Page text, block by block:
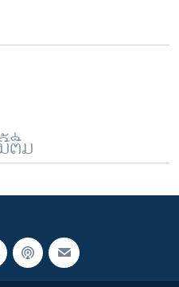
ຕື່ມ